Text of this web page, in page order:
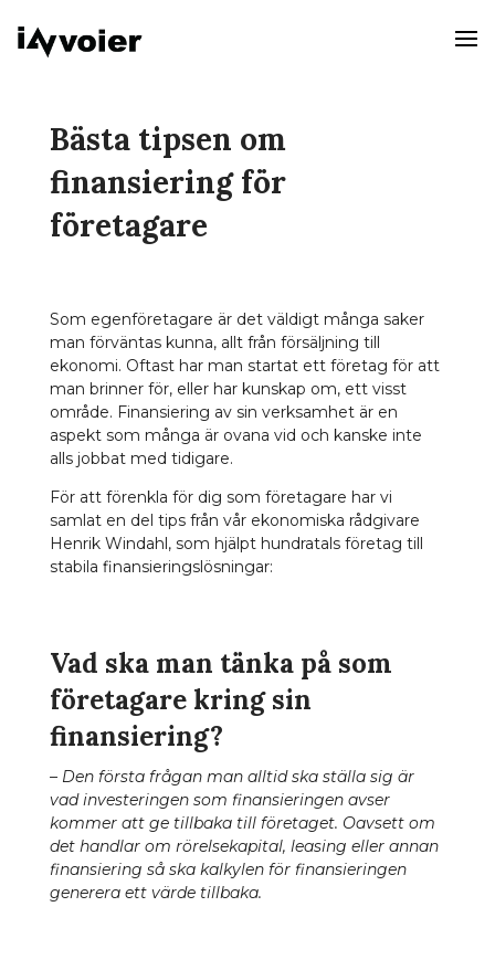
Bästa tipsen om
finansiering för
företagare
Som egenföretagare är det väldigt många saker
man förväntas kunna, allt från försäljning till
ekonomi. Oftast har man startat ett företag för att
man brinner för, eller har kunskap om, ett visst
område. Finansiering av sin verksamhet är en
aspekt som många är ovana vid och kanske inte
alls jobbat med tidigare.
För att förenkla för dig som företagare har vi
samlat en del tips från vår ekonomiska rådgivare
Henrik Windahl, som hjälpt hundratals företag till
stabila finansieringslösningar:
Vad ska man tänka på som
företagare kring sin
finansiering?
– Den första frågan man alltid ska ställa sig är
vad investeringen som finansieringen avser
kommer att ge tillbaka till företaget. Oavsett om
det handlar om rörelsekapital, leasing eller annan
finansiering så ska kalkylen för finansieringen
generera ett värde tillbaka.